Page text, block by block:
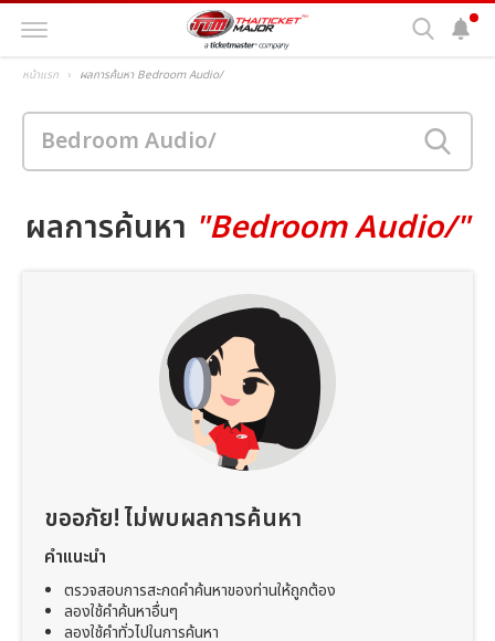
หน้าแรก ผลการค้นหา Bedroom Audio/
ผลการค้นหา "Bedroom Audio/"
ขออภัย! ไม่พบผลการค้นหา
คำแนะนำ
ตรวจสอบการสะกดคำค้นหาของท่านให้ถูกต้อง
ลองใช้คำค้นหาอื่นๆ
ลองใช้คำทั่วไปในการค้นหา